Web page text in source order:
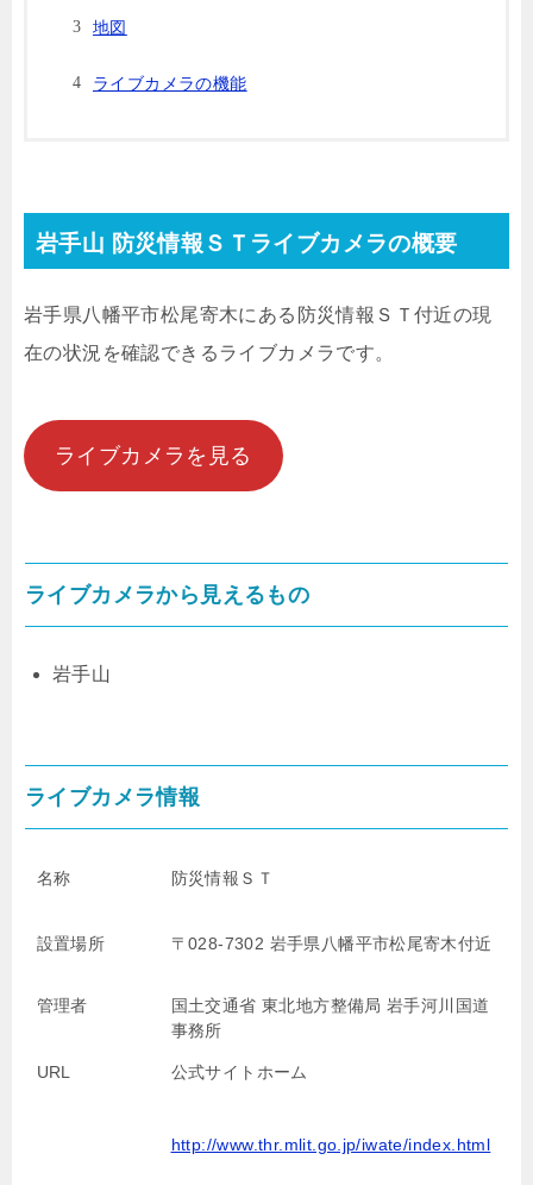
地図
ライブカメラの機能
岩手山 防災情報ＳＴライブカメラの概要
岩手県八幡平市松尾寄木にある防災情報ＳＴ付近の現
在の状況を確認できるライブカメラです。
ライブカメラを見る
ライブカメラから見えるもの
岩手山
ライブカメラ情報
名称 防災情報ＳＴ
設置場所 〒028-7302 岩手県八幡平市松尾寄木付近
管理者
国土交通省 東北地方整備局 岩手河川国道
事務所
URL 公式サイトホーム
http://www.thr.mlit.go.jp/iwate/index.html